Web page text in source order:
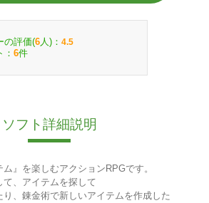
の評価(6 人)： 4.5
： 6件
ソフト詳細説明
』を楽しむアクションRPGです。
、アイテムを探して
り、錬金術で新しいアイテムを作成した